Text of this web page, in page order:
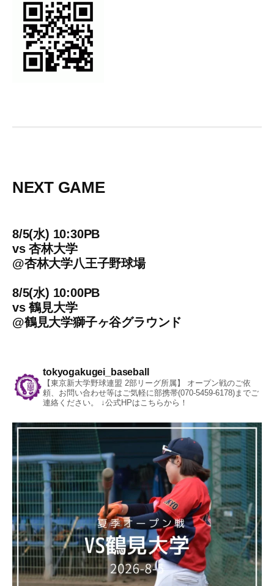
NEXT GAME
8/5(水) 10:30PB
vs杏林大学
@杏林大学八王子野球場
8/5(水) 10:00PB
vs鶴見大学
@鶴見大学獅子ヶ谷グラウンド
tokyogakugei_baseball
【東京新大学野球連盟 2部リーグ所属】
オープン戦のご依
頼、お問い合わせ等はご気軽に部携帯(070-5459-6178)までご
連絡ください。
↓公式HPはこちらから！